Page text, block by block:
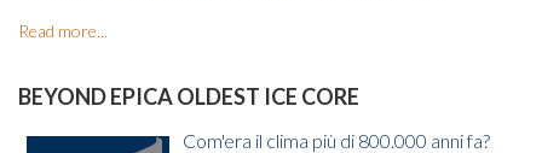
Read more...
BEYOND EPICA OLDEST ICE CORE
Com'era il clima più di 800.000 anni fa?